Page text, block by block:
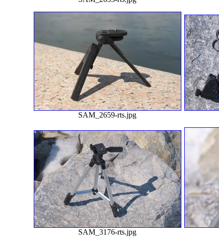
SAM_2659-rts.jpg
SAM_3176-rts.jpg